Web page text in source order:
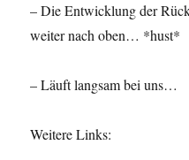
– Die Entwicklung der
weiter nach oben… *hust*
– Läuft langsam bei uns…
Weitere Links: